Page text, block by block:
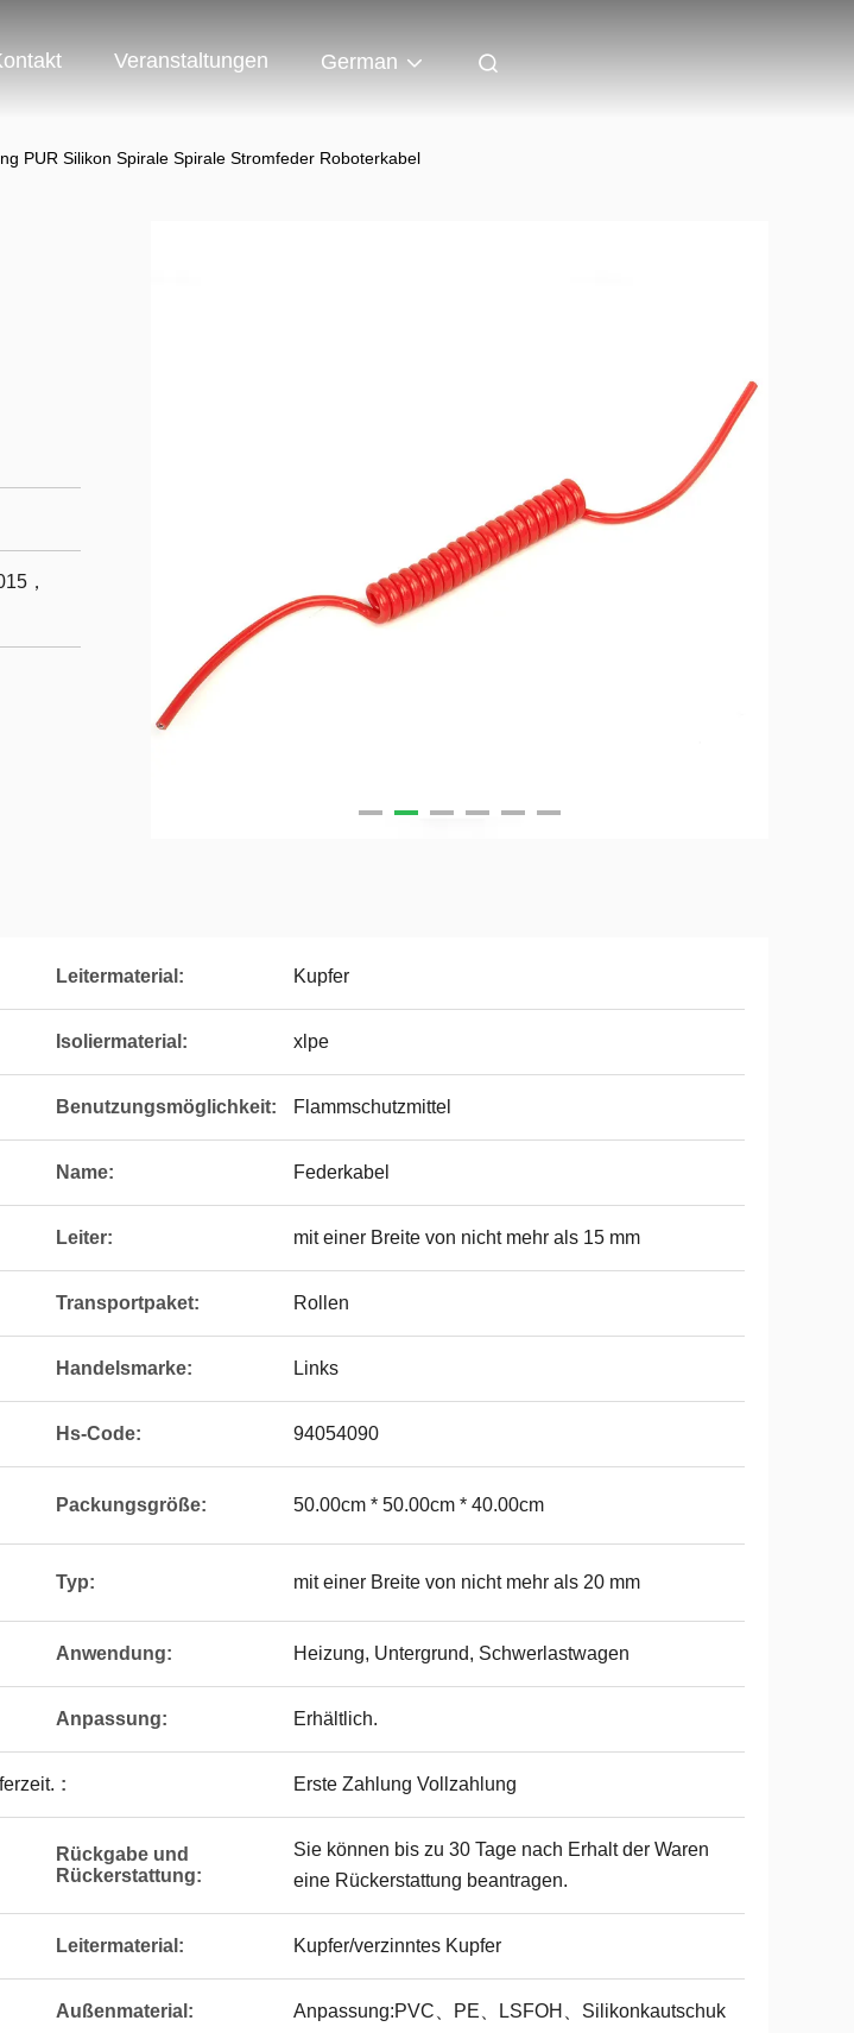
Veranstaltungen German
PUR Silikon Spirale Spirale Stromfeder Roboterkabel
，
Leitermaterial: Kupfer
Isoliermaterial: xlpe
Benutzungsmöglichkeit: Flammschutzmittel
Name: Federkabel
Leiter: mit einer Breite von nicht mehr als 15 mm
Transportpaket: Rollen
Handelsmarke: Links
Hs-Code: 94054090
Packungsgröße: 50.00cm * 50.00cm * 40.00cm
Typ: mit einer Breite von nicht mehr als 20 mm
Anwendung: Heizung, Untergrund, Schwerlastwagen
Anpassung: Erhältlich.
: Erste Zahlung Vollzahlung
Rückgabe und
Rückerstattung:
Sie können bis zu 30 Tage nach Erhalt der Waren
eine Rückerstattung beantragen.
Leitermaterial: Kupfer/verzinntes Kupfer
Außenmaterial: Anpassung:PVC、PE、LSFOH、Silikonkautschuk